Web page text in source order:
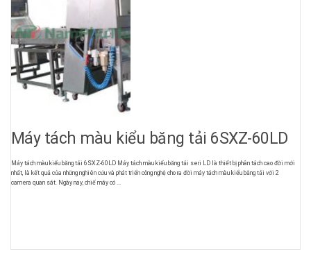
Máy tách màu kiểu băng tải 6SXZ-60LD
Máy tách màu kiểu băng tải 6SXZ-60LD Máy tách màu kiểu băng tải seri LD là thiết bị phân tách cao đời mới
nhất, là kết quả của những nghiên cứu và phát triển công nghệ cho ra đời máy tách màu kiểu bằng tải với 2
camera quan sát. Ngày nay, chiế máy có ...